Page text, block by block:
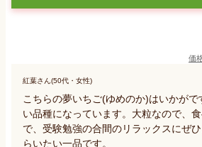
価
紅葉さん(50代・女性)
こちらの夢いちご(ゆめのか)はいかがで
い品種になっています。大粒なので、
で、受験勉強の合間のリラックスにぜ
らいたい一品です。